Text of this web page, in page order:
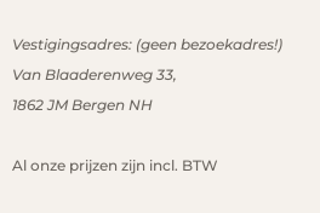
Vestigingsadres: (geen bezoekadres!)
Van Blaaderenweg 33,
1862 JM Bergen NH
Al onze prijzen zijn incl. BTW